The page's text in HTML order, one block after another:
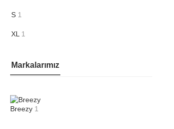
S 1
XL 1
Markalarımız
Breezy 1